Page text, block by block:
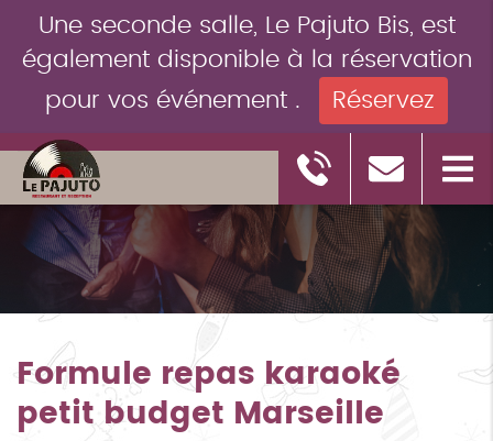
Une seconde salle, Le Pajuto Bis, est
également disponible à la réservation
pour vos événement .
Réservez
Formule repas karaoké
petit budget Marseille